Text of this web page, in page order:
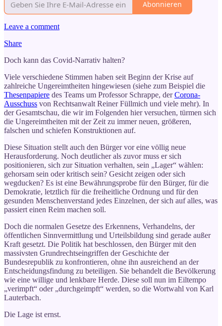
Abonnieren
Leave a comment
Share
Doch kann das Covid-Narrativ halten?
Viele verschiedene Stimmen haben seit Beginn der Krise auf
zahlreiche Ungereimtheiten hingewiesen (siehe zum Beispiel die
Thesenpapiere des Teams um Professor Schrappe, derCorona-
Ausschuss von Rechtsanwalt Reiner Füllmich und viele mehr). In
der Gesamtschau, die wir im Folgenden hier versuchen, türmen sich
die Ungereimtheiten mit der Zeit zu immer neuen, größeren,
falschen und schiefen Konstruktionen auf.
Diese Situation stellt auch den Bürger vor eine völlig neue
Herausforderung. Noch deutlicher als zuvor muss er sich
positionieren, sich zur Situation verhalten, sein „Lager“ wählen:
gehorsam sein oder kritisch sein? Gesicht zeigen oder sich
wegducken? Es ist eine Bewährungsprobe für den Bürger, für die
Demokratie, letztlich für die freiheitliche Ordnung und für den
gesunden Menschenverstand jedes Einzelnen, der sich auf alles, was
passiert einen Reim machen soll.
Doch die normalen Gesetze des Erkennens, Verhandelns, der
öffentlichen Sinnvermittlung und Urteilsbildung sind gerade außer
Kraft gesetzt. Die Politik hat beschlossen, den Bürger mit den
massivsten Grundrechtseingriffen der Geschichte der
Bundesrepublik zu konfrontieren, ohne ihn ausreichend an der
Entscheidungsfindung zu beteiligen. Sie behandelt die Bevölkerung
wie eine willige und lenkbare Herde. Diese soll nun im Eiltempo
„verimpft“ oder „durchgeimpft“ werden, so die Wortwahl von Karl
Lauterbach.
Die Lage ist ernst.